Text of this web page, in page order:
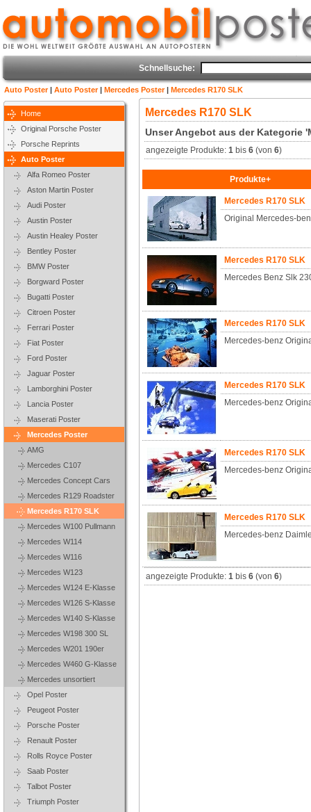
Schnellsuche:
Auto Poster| Auto Poster| Mercedes Poster| Mercedes R170 SLK
Home
Original Porsche Poster
Porsche Reprints
Auto Poster
Alfa Romeo Poster
Aston Martin Poster
Audi Poster
Austin Poster
Austin Healey Poster
Bentley Poster
BMW Poster
Borgward Poster
Bugatti Poster
Citroen Poster
Ferrari Poster
Fiat Poster
Ford Poster
Jaguar Poster
Lamborghini Poster
Lancia Poster
Maserati Poster
Mercedes Poster
AMG
Mercedes C107
Mercedes Concept Cars
Mercedes R129 Roadster
Mercedes R170 SLK
Mercedes W100 Pullmann
Mercedes W114
Mercedes W116
Mercedes W123
Mercedes W124 E-Klasse
Mercedes W126 S-Klasse
Mercedes W140 S-Klasse
Mercedes W198 300 SL
Mercedes W201 190er
Mercedes W460 G-Klasse
Mercedes unsortiert
Opel Poster
Peugeot Poster
Porsche Poster
Renault Poster
Rolls Royce Poster
Saab Poster
Talbot Poster
Triumph Poster
Mercedes R170 SLK
Unser Angebot aus der Kategorie
angezeigte Produkte:1 bis6 (von6)
Produkte+
Mercedes R170 SLK
Original Mercedes-
Mercedes R170 SLK
Mercedes Benz Slk
Mercedes R170 SLK
Mercedes-benz
Mercedes R170 SLK
Mercedes-benz
Mercedes R170 SLK
Mercedes-benz
Mercedes R170 SLK
Mercedes-benz
angezeigte Produkte:1 bis6 (von6)